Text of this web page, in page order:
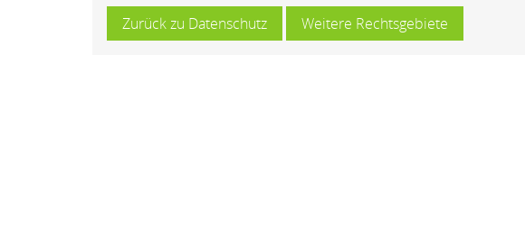
Zurück zu Datenschutz Weitere Rechtsgebiete